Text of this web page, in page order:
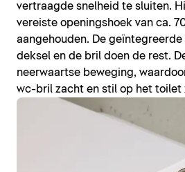
vertraagde snelheid te sluiten.
vereiste openingshoek van ca.
aangehouden. De
deksel en de bril doen de rest.
neerwaartse beweging,
wc-bril zacht en stil op het toilet